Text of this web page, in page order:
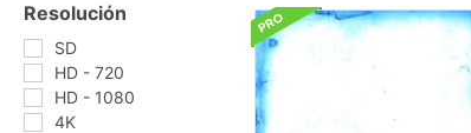
Resolución
SD
HD - 720
HD - 1080
4K